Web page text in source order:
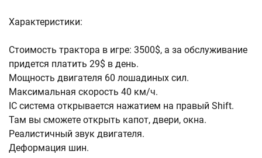
Характеристики:
Стоимость трактора в игре: 3500$, а за обслуживание
придется платить 29$ в день.
Мощность двигателя 60 лошадиных сил.
Максимальная скорость 40 км/ч.
IC система открывается нажатием на правый Shift.
Там вы сможете открыть капот, двери, окна.
Реалистичный звук двигателя.
Деформация шин.